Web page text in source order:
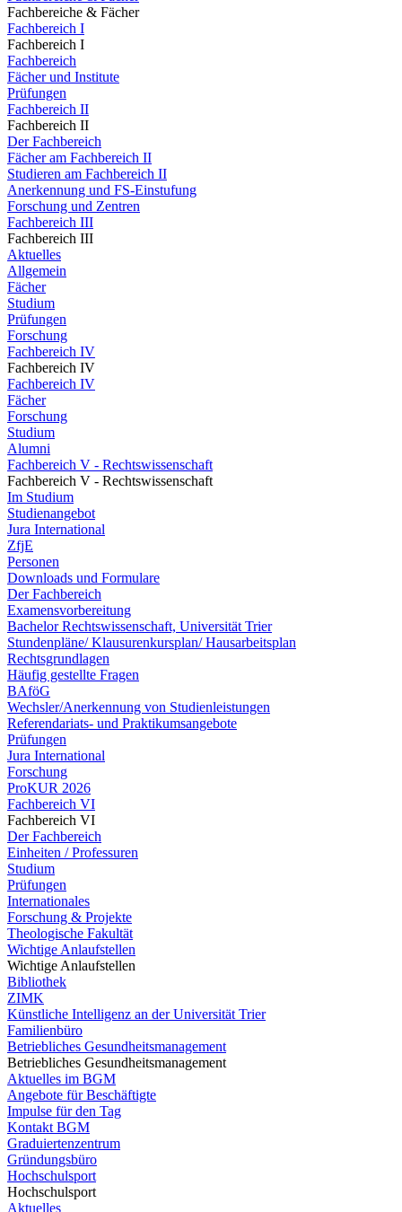
Fachbereiche & Fächer
Fachbereich I
Fachbereich I
Fachbereich
Fächer und Institute
Prüfungen
Fachbereich II
Fachbereich II
Der Fachbereich
Fächer am Fachbereich II
Studieren am Fachbereich II
Anerkennung und FS-Einstufung
Forschung und Zentren
Fachbereich III
Fachbereich III
Aktuelles
Allgemein
Fächer
Studium
Prüfungen
Forschung
Fachbereich IV
Fachbereich IV
Fachbereich IV
Fächer
Forschung
Studium
Alumni
Fachbereich V - Rechtswissenschaft
Fachbereich V - Rechtswissenschaft
Im Studium
Studienangebot
Jura International
ZfjE
Personen
Downloads und Formulare
Der Fachbereich
Examensvorbereitung
Bachelor Rechtswissenschaft, Universität Trier
Stundenpläne/ Klausurenkursplan/ Hausarbeitsplan
Rechtsgrundlagen
Häufig gestellte Fragen
BAföG
Wechsler/Anerkennung von Studienleistungen
Referendariats- und Praktikumsangebote
Prüfungen
Jura International
Forschung
ProKUR 2026
Fachbereich VI
Fachbereich VI
Der Fachbereich
Einheiten / Professuren
Studium
Prüfungen
Internationales
Forschung & Projekte
Theologische Fakultät
Wichtige Anlaufstellen
Wichtige Anlaufstellen
Bibliothek
ZIMK
Künstliche Intelligenz an der Universität Trier
Familienbüro
Betriebliches Gesundheitsmanagement
Betriebliches Gesundheitsmanagement
Aktuelles im BGM
Angebote für Beschäftigte
Impulse für den Tag
Kontakt BGM
Graduiertenzentrum
Gründungsbüro
Hochschulsport
Hochschulsport
Aktuelles